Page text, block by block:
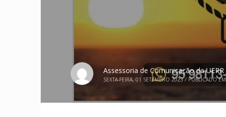
Assessoria de Comunicação da UERR
SEXTA-FEIRA, 01 SETEMBRO 2023 / PUBLICADO EM